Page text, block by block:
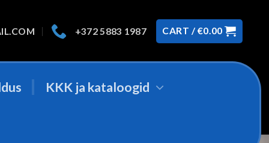
+372 5883 1987 CART / €0.00
KKK ja kataloogid